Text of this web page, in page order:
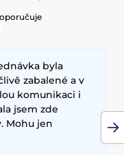
byla
zabalené a v
komunikaci i
jsem zde
Mohu jen